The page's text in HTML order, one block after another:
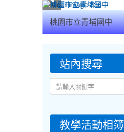
桃園市立青埔國中
::: 站內搜尋
教學活動相簿